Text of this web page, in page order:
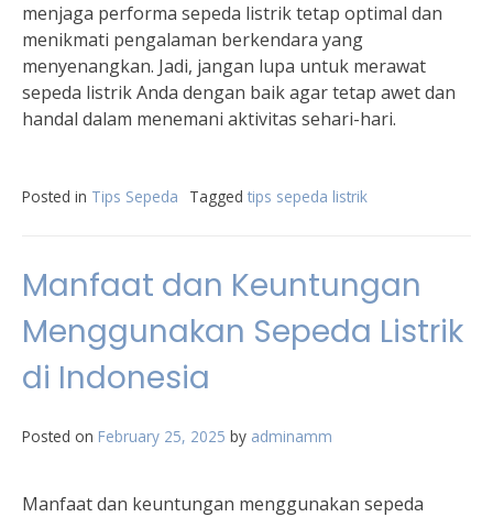
menjaga performa sepeda listrik tetap optimal dan
menikmati pengalaman berkendara yang
menyenangkan. Jadi, jangan lupa untuk merawat
sepeda listrik Anda dengan baik agar tetap awet dan
handal dalam menemani aktivitas sehari-hari.
Posted in Tips Sepeda Tagged tips sepeda listrik
Manfaat dan Keuntungan
Menggunakan Sepeda Listrik
di Indonesia
Posted on February 25, 2025 by adminamm
Manfaat dan keuntungan menggunakan sepeda